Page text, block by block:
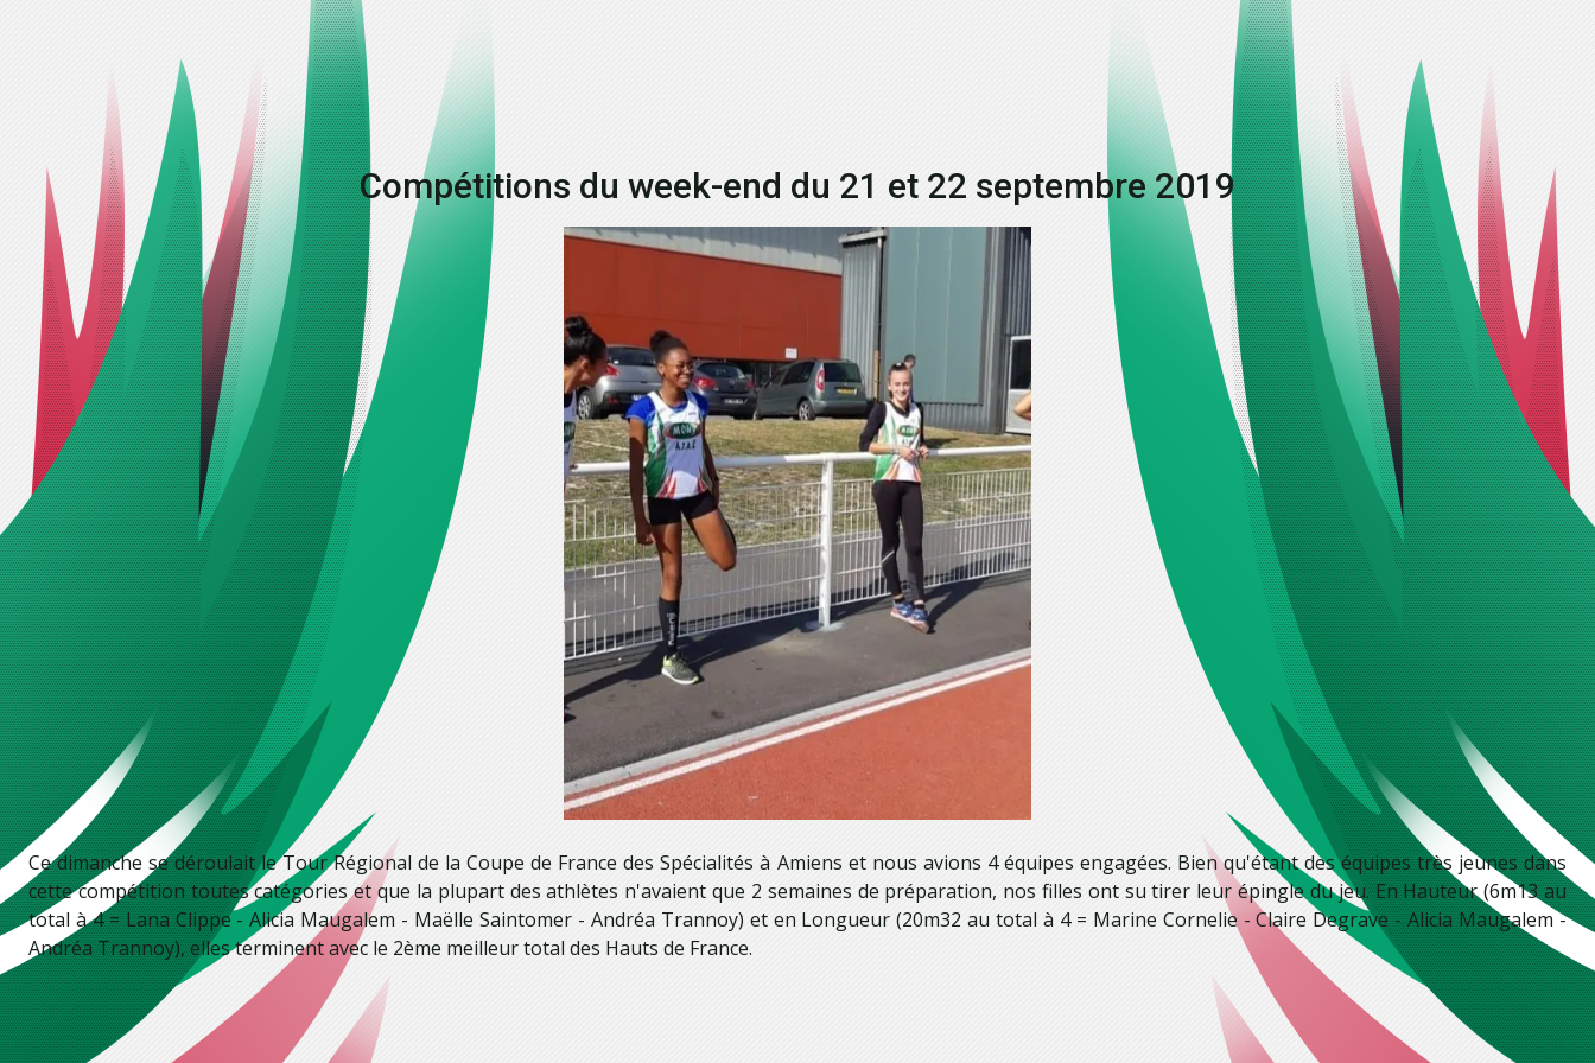
Compétitions du week-end du 21 et 22 septembre 2019
Ce dimanche se déroulait le Tour Régional de la Coupe de France des Spécialités à Amiens et nous avions 4 équipes engagées. Bien qu'étant des équipes très jeunes dans
cette compétition toutes catégories et que la plupart des athlètes n'avaient que 2 semaines de préparation, nos filles ont su tirer leur épingle du jeu. En Hauteur (6m13 au
total à 4 = Lana Clippe - Alicia Maugalem - Maëlle Saintomer - Andréa Trannoy) et en Longueur (20m32 au total à 4 = Marine Cornelie - Claire Degrave - Alicia Maugalem -
Andréa Trannoy), elles terminent avec le 2ème meilleur total des Hauts de France.